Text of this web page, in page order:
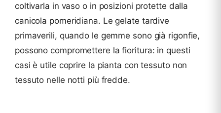
coltivarla in vaso o in posizioni protette dalla
canicola pomeridiana. Le gelate tardive
primaverili, quando le gemme sono già rigonfie,
possono compromettere la fioritura: in questi
casi è utile coprire la pianta con tessuto non
tessuto nelle notti più fredde.